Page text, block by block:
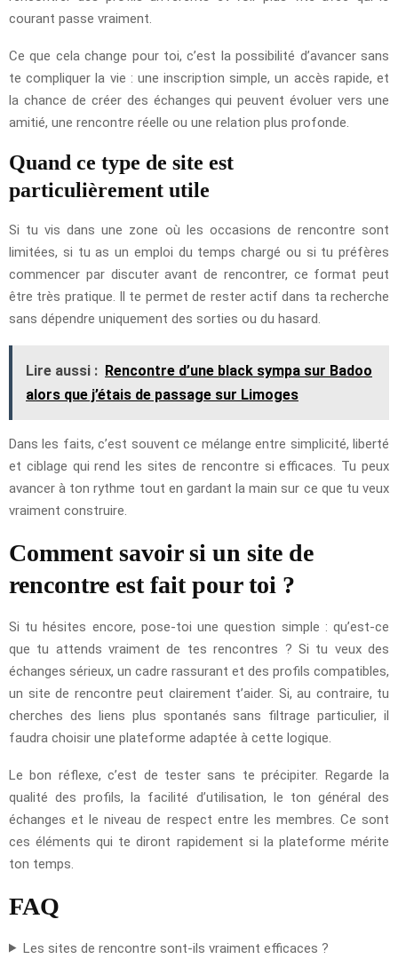
courant passe vraiment.
Ce que cela change pour toi, c’est la possibilité d’avancer sans
te compliquer la vie : une inscription simple, un accès rapide, et
la chance de créer des échanges qui peuvent évoluer vers une
amitié, une rencontre réelle ou une relation plus profonde.
Quand ce type de site est
particulièrement utile
Si tu vis dans une zone où les occasions de rencontre sont
limitées, si tu as un emploi du temps chargé ou si tu préfères
commencer par discuter avant de rencontrer, ce format peut
être très pratique. Il te permet de rester actif dans ta recherche
sans dépendre uniquement des sorties ou du hasard.
Lire aussi : Rencontre d’une black sympa sur Badoo
alors que j’étais de passage sur Limoges
Dans les faits, c’est souvent ce mélange entre simplicité, liberté
et ciblage qui rend les sites de rencontre si efficaces. Tu peux
avancer à ton rythme tout en gardant la main sur ce que tu veux
vraiment construire.
Comment savoir si un site de
rencontre est fait pour toi ?
Si tu hésites encore, pose-toi une question simple : qu’est-ce
que tu attends vraiment de tes rencontres ? Si tu veux des
échanges sérieux, un cadre rassurant et des profils compatibles,
un site de rencontre peut clairement t’aider. Si, au contraire, tu
cherches des liens plus spontanés sans filtrage particulier, il
faudra choisir une plateforme adaptée à cette logique.
Le bon réflexe, c’est de tester sans te précipiter. Regarde la
qualité des profils, la facilité d’utilisation, le ton général des
échanges et le niveau de respect entre les membres. Ce sont
ces éléments qui te diront rapidement si la plateforme mérite
ton temps.
FAQ
Les sites de rencontre sont-ils vraiment efficaces ?